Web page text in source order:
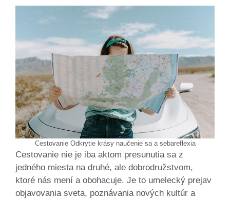
Cestovanie Odkrytie krásy naučenie sa a sebareflexia
Cestovanie nie je iba aktom presunutia sa z
jedného miesta na druhé, ale dobrodružstvom,
ktoré nás mení a obohacuje. Je to umelecký prejav
objavovania sveta, poznávania nových kultúr a